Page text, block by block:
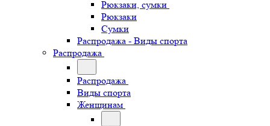
Рюкзаки, сумки
Рюкзаки
Сумки
Распродажа - Виды спорта
Распродажа
Распродажа
Виды спорта
Женщинам